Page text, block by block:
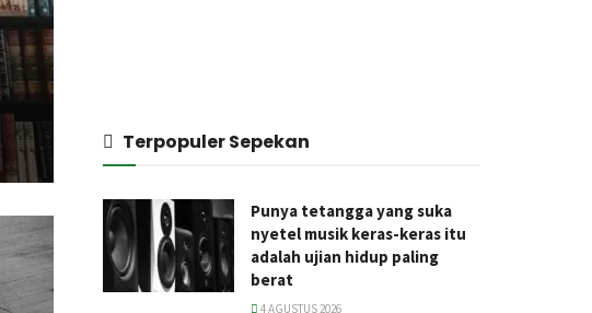
Terpopuler Sepekan
Punya tetangga yang suka
nyetel musik keras-keras itu
adalah ujian hidup paling
berat
4 AGUSTUS 2026